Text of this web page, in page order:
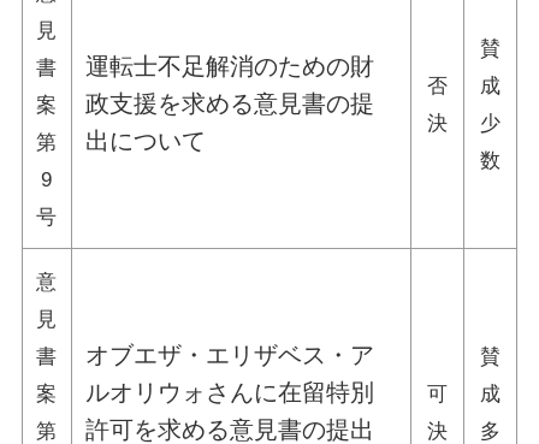
見
書
案
第
9
号
運転士不足解消のための財
政支援を求める意見書の提
出について
否
決
賛
成
少
数
意
見
書
案
第
オブエザ・エリザベス・ア
ルオリウォさんに在留特別
許可を求める意見書の提出
可
決
賛
成
多